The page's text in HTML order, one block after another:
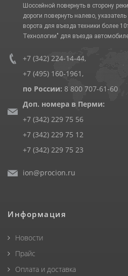
Шоссейной повернуть в сторону
дороги повернуть налево,
ворота для въезда техники более
Технологии" для въезда
+7 (342) 224-14-44,
+7 (495) 160-1961 ,
по России: 8 800 707-61-60
Доп. номера в Перми:
+7 (342) 229 75 56
+7 (342) 229 75 12
+7 (342) 229 75 23
ion@procion.ru
Информация
Новости
Прайс
Оплата и доставка